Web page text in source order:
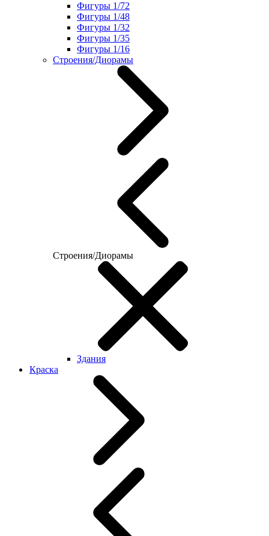
Фигуры 1/72
Фигуры 1/48
Фигуры 1/32
Фигуры 1/35
Фигуры 1/16
Строения/Диорамы
Строения/Диорамы
Здания
Краска